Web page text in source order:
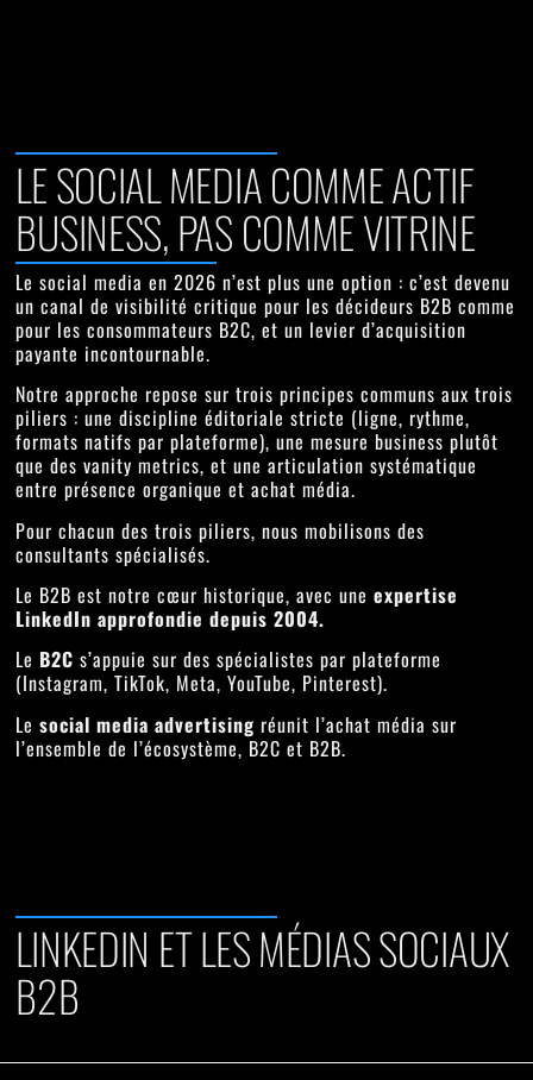
LE SOCIAL MEDIA COMME ACTIF
BUSINESS, PAS COMME VITRINE
Le social media en 2026 n’est plus une option : c’est devenu
un canal de visibilité critique pour les décideurs B2B comme
pour les consommateurs B2C, et un levier d’acquisition
payante incontournable.
Notre approche repose sur trois principes communs aux trois
piliers : unediscipline éditoriale stricte (ligne, rythme,
formats natifs par plateforme), unemesure business plutôt
que des vanity metrics, et une articulation systématique
entreprésence organique etachat média.
Pour chacun des trois piliers, nous mobilisons des
consultants spécialisés.
Le B2B est notre cœur historique, avec uneexpertise
LinkedIn approfondie depuis 2004.
Le B2C s’appuie sur des spécialistes par plateforme
(Instagram, TikTok, Meta, YouTube, Pinterest).
Lesocial media advertising réunit l’achat média sur
l’ensemble de l’écosystème, B2C et B2B.
LINKEDIN ET LES MÉDIAS SOCIAUX
B2B